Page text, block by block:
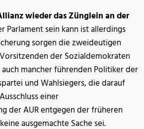
wieder das Zünglein an der
Parlament sein kann ist allerdings
sorgen die zweideutigen
der Sozialdemokraten
mancher führenden Politiker der
und Wahlsiegers, die darauf
einer
der AUR entgegen der früheren
ausgemachte Sache sei.